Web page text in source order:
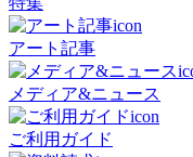
アート記事
メディア&ニュース
ご利用ガイド